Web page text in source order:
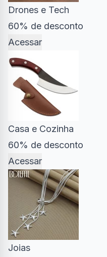
Drones e Tech
60% de desconto
Acessar
Casa e Cozinha
60% de desconto
Acessar
Joias